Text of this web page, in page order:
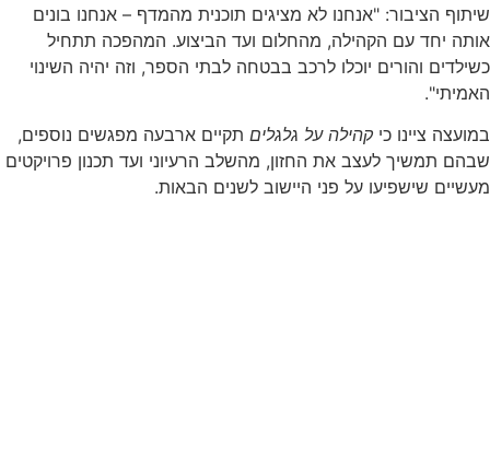
שיתוף הציבור: "אנחנו לא מציגים תוכנית מהמדף – אנחנו בונים
אותה יחד עם הקהילה, מהחלום ועד הביצוע. המהפכה תתחיל
כשילדים והורים יוכלו לרכב בבטחה לבתי הספר, וזה יהיה השינוי
האמיתי".
במועצה ציינו כי קהילה על גלגלים תקיים ארבעה מפגשים נוספים,
שבהם תמשיך לעצב את החזון, מהשלב הרעיוני ועד תכנון פרויקטים
מעשיים שישפיעו על פני היישוב לשנים הבאות.